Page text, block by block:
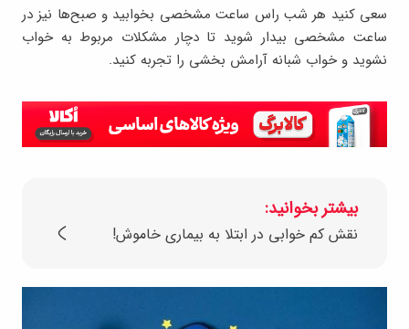
سعی کنید هر شب راس ساعت مشخصی بخوابید و صبح‌ها نیز در
ساعت مشخصی بیدار شوید تا دچار مشکلات مربوط به خواب
نشوید و خواب شبانه آرامش بخشی را تجربه کنید.
بیشتر بخوانید:
نقش کم خوابی در ابتلا به بیماری خاموش!